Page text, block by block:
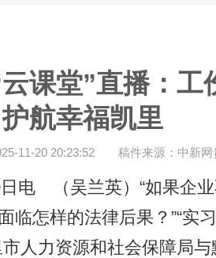
课堂”直播：工
护航幸福凯里
11-20 20:23:52 稿件来源：中新网
（吴兰英）“如果企业
临怎样的法律后果？”“实
人力资源和社会保障局